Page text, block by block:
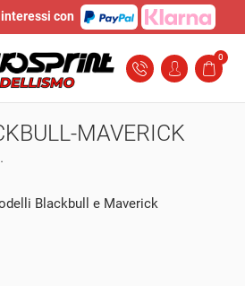
con
0
MAVERICK
Blackbull e Maverick